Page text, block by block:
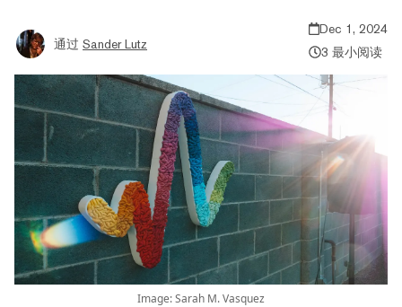
通过 Sander Lutz
Dec 1, 2024
3 最小阅读
Image: Sarah M. Vasquez